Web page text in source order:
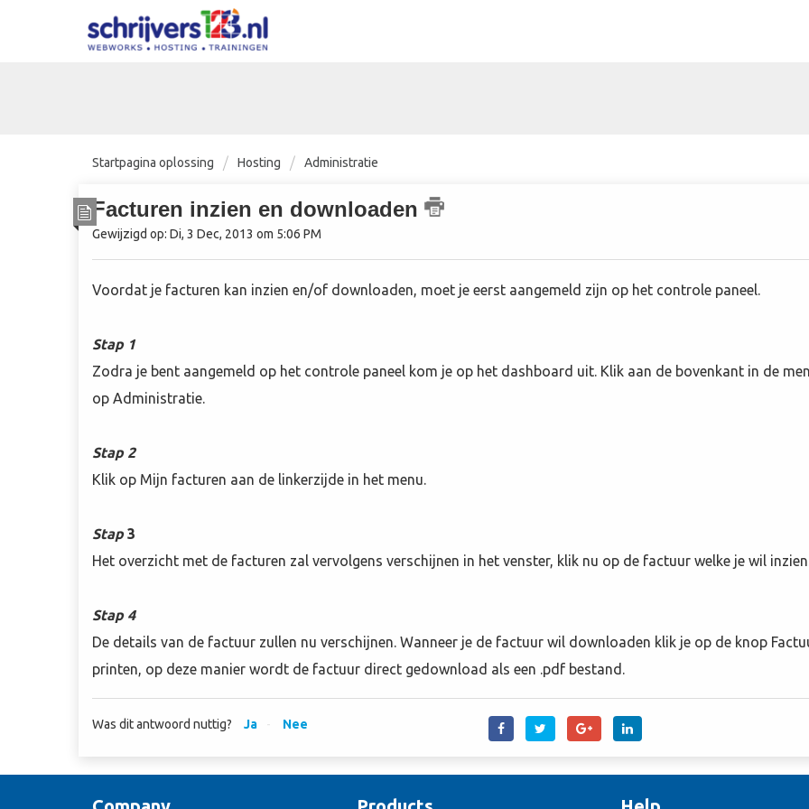
Startpagina oplossing Hosting Administratie
Facturen inzien en downloaden
Gewijzigd op: Di, 3 Dec, 2013 om 5:06 PM
Voordat je facturen kan inzien en/of downloaden, moet je eerst aangemeld zijn op het controle paneel.
Stap 1
Zodra je bent aangemeld op het controle paneel kom je op het dashboard uit. Klik aan de bovenkant in de
op Administratie.
Stap 2
Klik op Mijn facturen aan de linkerzijde in het menu.
Stap3
Het overzicht met de facturen zal vervolgens verschijnen in het venster, klik nu op de factuur welke je wil
Stap4
De details van de factuur zullen nu verschijnen. Wanneer je de factuur wil downloaden klik je op de knop
printen, op deze manier wordt de factuur direct gedownload als een .pdf bestand.
Was dit antwoord nuttig? Ja Nee